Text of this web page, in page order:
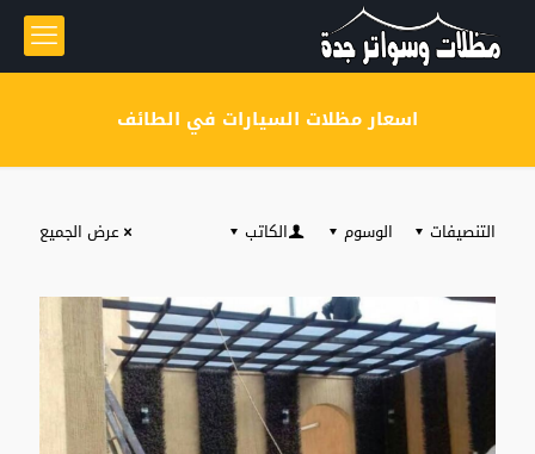
اسعار مظلات السيارات في الطائف
التنصيفات الوسوم الكاتب عرض الجميع